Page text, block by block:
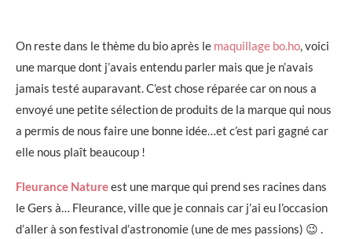
On reste dans le thème du bio après le maquillage bo.ho, voici
une marque dont j’avais entendu parler mais que je n’avais
jamais testé auparavant. C’est chose réparée car on nous a
envoyé une petite sélection de produits de la marque qui nous
a permis de nous faire une bonne idée…et c’est pari gagné car
elle nous plaît beaucoup !
Fleurance Natureest une marque qui prend ses racines dans
le Gers à… Fleurance, ville que je connais car j’ai eu l’occasion
d’aller à son festival d’astronomie (une de mes passions) 😉 .